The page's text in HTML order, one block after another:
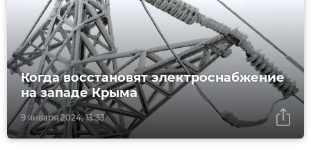
9 января 2024, 13:33
Когда восстановят электроснабжение
на западе Крыма